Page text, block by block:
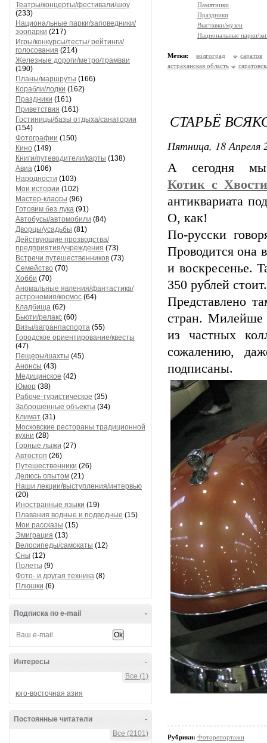
Театры/концерты/фестивали/шоу
(233)
Национальные парки/заповедники/
зоопарки (217)
Игры/конкурсы/тесты/ рейтинги/
голосования (214)
Железные дороги/метро/трамваи
(190)
Планы/маршруты (166)
Корабли/лодки (162)
Праздники (161)
Приветствия (161)
Гостиницы/базы отдыха/санатории
(154)
Фотографии (150)
Кино (149)
Книги/путеводители/карты (138)
Авиа (106)
Народности (103)
Мои истории (102)
Мастер-классы (96)
Готовим без лука (91)
Автобусы/автомобили (84)
Дворцы/усадьбы (81)
Действующие прозводства/
предприятия/учреждения (73)
Встречи путешественников (73)
Семейство (70)
Хобби (70)
Аномальные явления/фантастика/
астрономия/космос (64)
Кладбища (62)
Бьюти/релакс (60)
Визы/загранпаспорта (55)
Городское ориентирование/квесты
(47)
Пещеры/шахты (45)
Анонсы (43)
Медицинское (42)
Юмор (38)
Рабоче-туристическое (35)
Заброшенные объекты (34)
Климат (31)
Московские рестораны традиционной
кухни (28)
Горные лыжи (27)
Автостоп (26)
Путешественники (26)
Делюсь опытом (21)
Наши лекции/выступления/интервью
(20)
Иностранные языки (19)
Плавания водные и подводные (15)
Мои рассказы (15)
Эмиграция (13)
Велосипеды/самокаты (12)
Сны (12)
Полеты (9)
Фото- и другая техника (8)
Плюшки (6)
-
Подписка по e-mail
-
Интересы
Все (1)
юго-восточная азия
-
Постоянные читатели
Все (2101)
Памятники
Праздники
Выставки/музеи
Национальные парки/
Метки: волгоград
саратов
астраханская область
СТАРЬЁ
Пятница, 18 Апреля
А сегодня
антиквариата
О, как!
По-русски
Проводится она
и воскресенье.
350 рублей стоит.
Представлено
стран. Милейше
из частных
сожалению,
подписаны.
Рубрики: Фоторепортажи